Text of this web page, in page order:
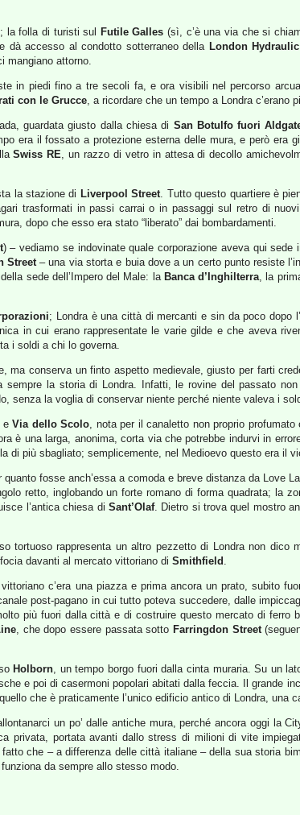
la folla di turisti sul Futile Galles (sì, c’è una via che si
dà accesso al condotto sotterraneo della London
mangiano attorno.
in piedi fino a tre secoli fa, e ora visibili nel percorso
con le Grucce, a ricordare che un tempo a Londra c’erano
guardata giusto dalla chiesa di San Botulfo fuori
era il fossato a protezione esterna delle mura, e però era
Swiss RE, un razzo di vetro in attesa di decollo
la stazione di Liverpool Street. Tutto questo quartiere è
trasformati in passi carrai o in passaggi sul retro di
dopo che esso era stato “liberato” dai bombardamenti.
) – vediamo se indovinate quale corporazione aveva qui
Street– una via storta e buia dove a un certo punto resiste
sede dell’Impero del Male: la Banca d’Inghilterra, la
; Londra è una città di mercanti e sin da poco dopo
in cui erano rappresentate le varie gilde e che aveva
i soldi a chi lo governa.
conserva un finto aspetto medievale, giusto per farti
sempre la storia di Londra. Infatti, le rovine del passato
senza la voglia di conservar niente perché niente valeva i
e Via dello Scolo, nota per il canaletto non proprio
è una larga, anonima, corta via che potrebbe indurvi in
di più sbagliato; semplicemente, nel Medioevo questo era il
fosse anch’essa a comoda e breve distanza da Love
retto, inglobando un forte romano di forma quadrata; la
l’antica chiesa di Sant’Olaf. Dietro si trova quel mostro
tortuoso rappresenta un altro pezzetto di Londra non dico
davanti al mercato vittoriano di Smithfield .
c’era una piazza e prima ancora un prato, subito
post-pagano in cui tutto poteva succedere, dalle
più fuori dalla città e di costruire questo mercato di ferro
, che dopo essere passata sotto Farringdon Street
Holborn, un tempo borgo fuori dalla cinta muraria. Su un
e poi di casermoni popolari abitati dalla feccia. Il grande
che è praticamente l’unico edificio antico di Londra, una
un po’ dalle antiche mura, perché ancora oggi la
privata, portata avanti dallo stress di milioni di vite
che – a differenza delle città italiane – della sua storia
da sempre allo stesso modo.